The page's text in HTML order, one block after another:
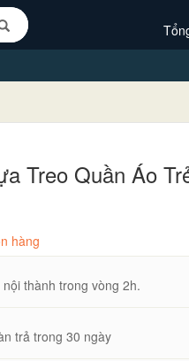
Treo Quần Áo
hàng
thành trong vòng 2h.
trả trong 30 ngày